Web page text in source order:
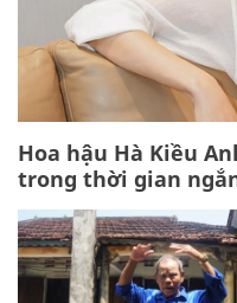
Hoa hậu Hà Kiều
trong thời gian